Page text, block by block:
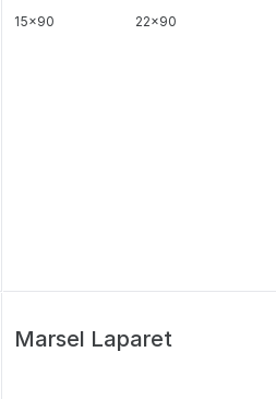
15x90 22x90
Marsel Laparet